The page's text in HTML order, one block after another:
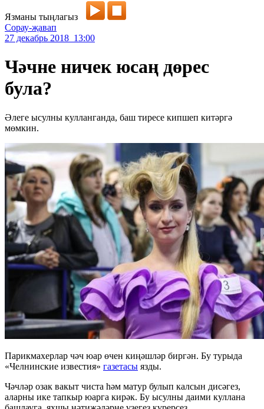
Язманы тыңлагыз
Сорау-җавап
27 декабрь 2018 13:00
Чәчне ничек юсаң дөрес
була?
Әлеге ысулны кулланганда, баш тиресе кипшеп китәргә
мөмкин.
Парикмахерлар чәч юар өчен киңәшләр биргән. Бу турыда
«Челнинские известия» газетасы язды.
Чәчләр озак вакыт чиста һәм матур булып калсын дисәгез,
аларны ике тапкыр юарга кирәк. Бу ысулны даими куллана